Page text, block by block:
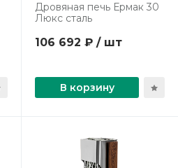
Дровяная печь Ермак 30
Люкс сталь
106 692 ₽ / шт
В корзину